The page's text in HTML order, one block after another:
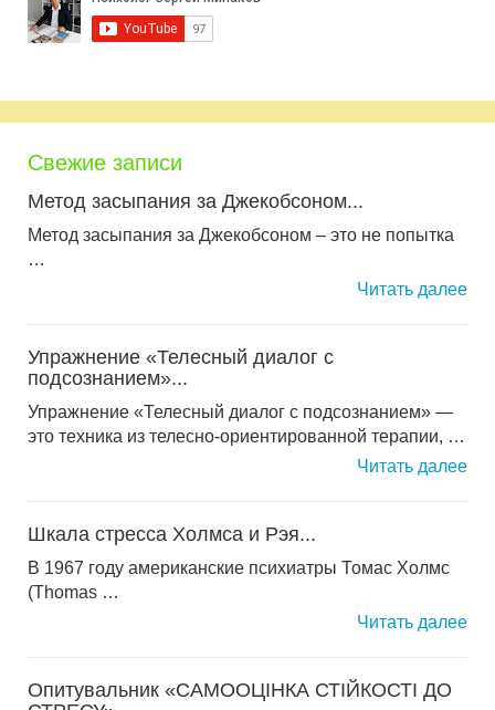
Свежие записи
Метод засыпания за Джекобсоном...
Метод засыпания за Джекобсоном – это не попытка
…
Читать далее
Упражнение «Телесный диалог с
подсознанием»...
Упражнение «Телесный диалог с подсознанием» —
это техника из телесно-ориентированной терапии, …
Читать далее
Шкала стресса Холмса и Рэя...
В 1967 году американские психиатры Томас Холмс
(Thomas …
Читать далее
Опитувальник «САМООЦІНКА СТІЙКОСТІ ДО